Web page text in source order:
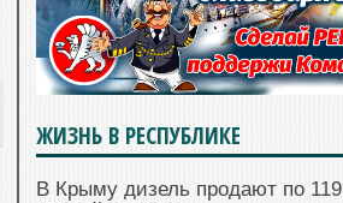
ЖИЗНЬ В РЕСПУБЛИКЕ
В Крыму дизель продают по 119